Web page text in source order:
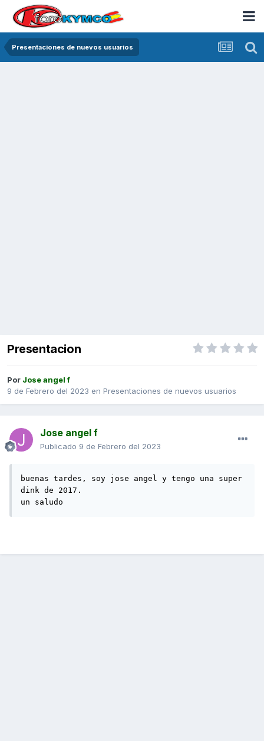
Presentaciones de nuevos usuarios
Presentacion
Por Jose angel f
9 de Febrero del 2023 en Presentaciones de nuevos usuarios
Jose angel f
Publicado 9 de Febrero del 2023
buenas tardes, soy jose angel y tengo una super
dink de 2017.
un saludo